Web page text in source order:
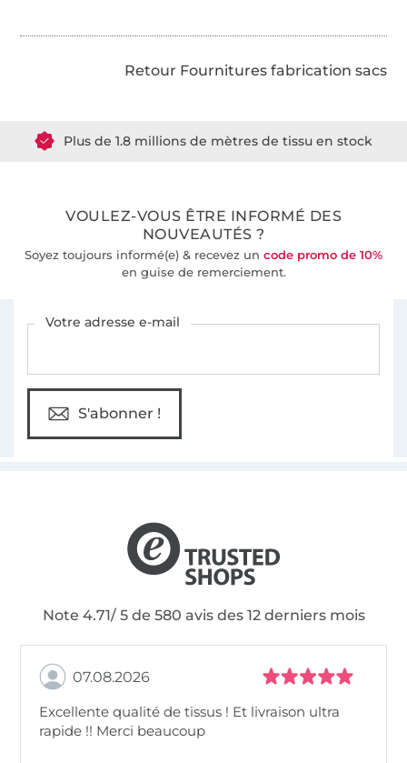
Retour Fournitures fabrication sacs
Plus de 1.8 millions de mètres de tissu en stock
36 ans d'expérience
VOULEZ-VOUS ÊTRE INFORMÉ DES
NOUVEAUTÉS ?
Soyez toujours informé(e) & recevez un code promo de 10%
en guise de remerciement.
Votre adresse e-mail
S'abonner !
Note 4.71/ 5 de 580 avis des 12 derniers mois
07.08.2026
Excellente qualité de tissus ! Et livraison ultra
rapide !! Merci beaucoup